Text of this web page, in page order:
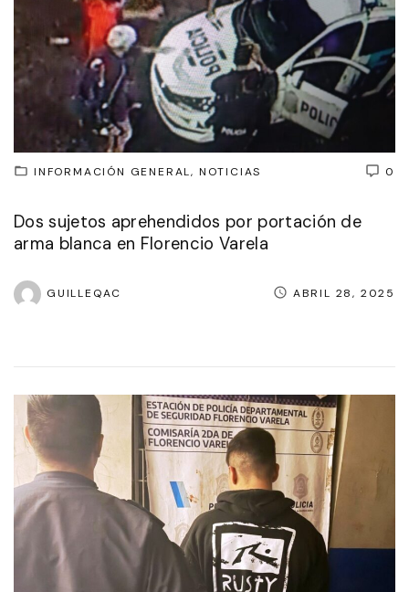
0
INFORMACIÓN GENERAL NOTICIAS
Dos sujetos aprehendidos por portación de
arma blanca en Florencio Varela
GUILLEQAC ABRIL 28, 2025